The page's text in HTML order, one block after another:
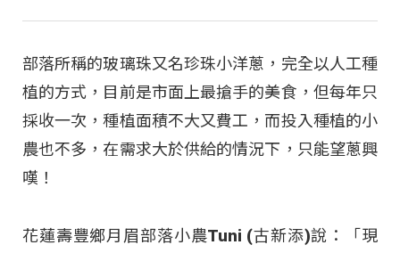
部落所稱的玻璃珠又名珍珠小洋蔥，完全以人工種
植的方式，目前是市面上最搶手的美食，但每年只
採收一次，種植面積不大又費工，而投入種植的小
農也不多，在需求大於供給的情況下，只能望蔥興
嘆！
花蓮壽豐鄉月眉部落小農Tuni (古新添)說：「現